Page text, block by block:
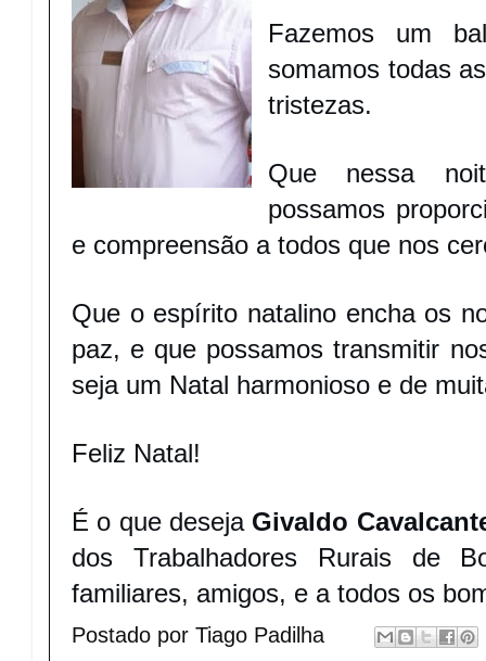
Fazemos um
somamos todas
tristezas.
Que nessa
possamos
e compreensão a todos que nos
Que o espírito natalino encha os
paz, e que possamos transmitir
seja um Natal harmonioso e de
Feliz Natal!
É o que deseja Givaldo
dos Trabalhadores Rurais de
familiares, amigos, e a todos os
Postado por Tiago Padilha